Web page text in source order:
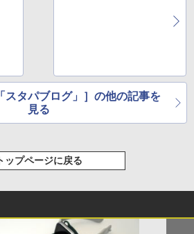
スタパブログ」］の他の記事を
見る
ップページに戻る